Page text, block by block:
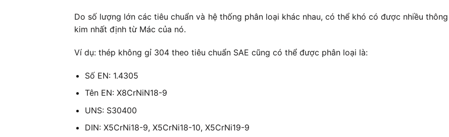
Do số lượng lớn các tiêu chuẩn và hệ thống phân loại khác nhau, có thể khó có được nhiều
kim nhất định từ Mác của nó.
Ví dụ: thép không gỉ 304 theo tiêu chuẩn SAE cũng có thể được phân loại là:
Số EN: 1.4305
Tên EN: X8CrNiN18-9
UNS: S30400
DIN: X5CrNi18-9, X5CrNi18-10, X5CrNi19-9